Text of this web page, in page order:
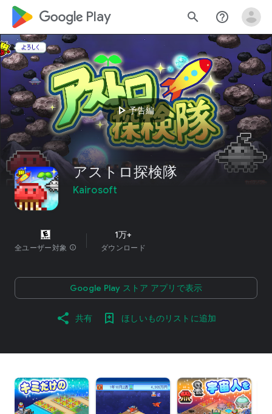
google_logo Play search help_outline
play_arrow予告編
アストロ探検隊
Kairosoft
全ユーザー対象 info
1万+
ダウンロード
Google Play ストア アプリで表示
共有 ほしいものリストに追加